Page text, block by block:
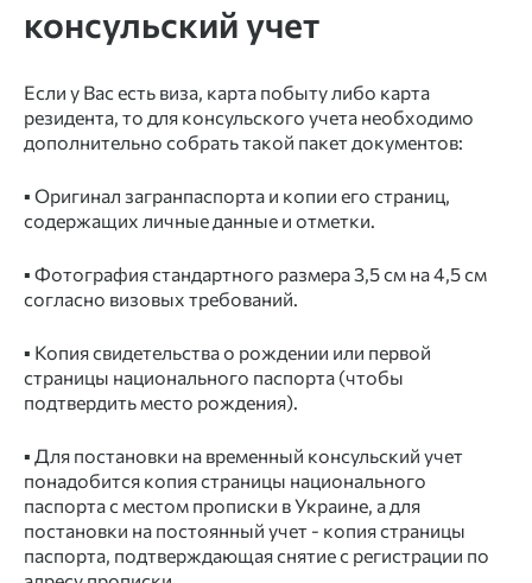
консульский учет
Если у Вас есть виза, карта побыту либо карта
резидента, то для консульского учета необходимо
дополнительно собрать такой пакет документов:
▪️ Оригинал загранпаспорта и копии его страниц,
содержащих личные данные и отметки.
▪️ Фотография стандартного размера 3,5 см на 4,5 см
согласно визовых требований.
▪️ Копия свидетельства о рождении или первой
страницы национального паспорта (чтобы
подтвердить место рождения).
▪️ Для постановки на временный консульский учет
понадобится копия страницы национального
паспорта с местом прописки в Украине, а для
постановки на постоянный учет - копия страницы
паспорта, подтверждающая снятие с регистрации по